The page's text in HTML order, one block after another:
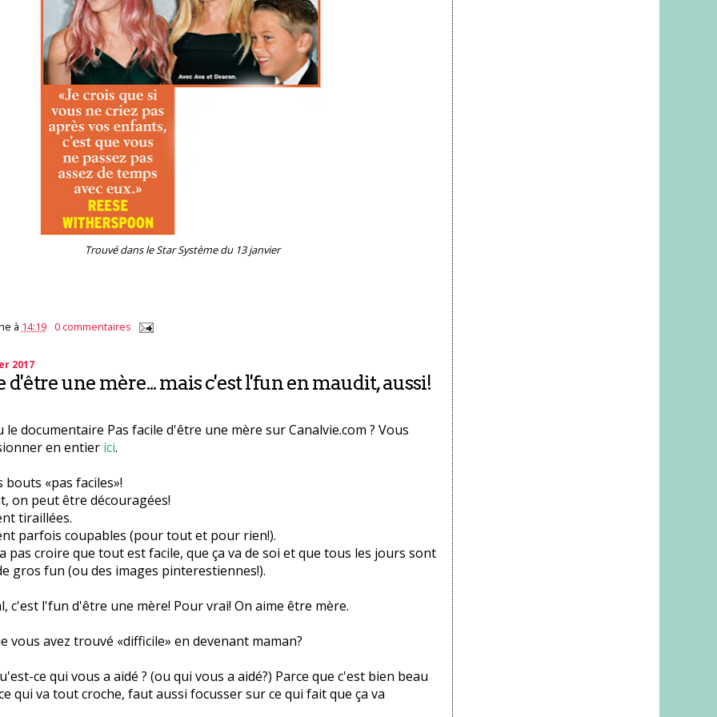
Trouvé dans le Star Système du 13 janvier
à 14:19 0 commentaires
2017
d'être une mère... mais c'est l'fun en maudit, aussi!
le documentaire Pas facile d'être une mère sur Canalvie.com ? Vous
en entier ici.
bouts «pas faciles»!
on peut être découragées!
tiraillées.
parfois coupables (pour tout et pour rien!).
pas croire que tout est facile, que ça va de soi et que tous les jours sont
gros fun (ou des images pinterestiennes!).
c'est l'fun d'être une mère! Pour vrai! On aime être mère.
vous avez trouvé «difficile» en devenant maman?
ce qui vous a aidé ? (ou qui vous a aidé?) Parce que c'est bien beau
qui va tout croche, faut aussi focusser sur ce qui fait que ça va